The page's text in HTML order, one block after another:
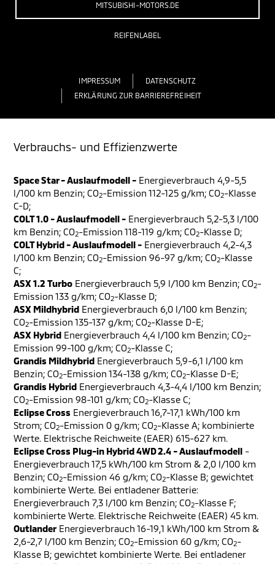
MITSUBISHI-MOTORS.DE
REIFENLABEL
IMPRESSUM
DATENSCHUTZ
ERKLÄRUNG ZUR BARRIEREFREIHEIT
Verbrauchs- und Effizienzwerte
Space Star - Auslaufmodell - Energieverbrauch 4,9-5,5
l/100 km Benzin; CO2-Emission 112-125 g/km; CO2-Klasse
C-D;
COLT 1.0 - Auslaufmodell - Energieverbrauch 5,2-5,3 l/100
km Benzin; CO2-Emission 118-119 g/km; CO2-Klasse D;
COLT Hybrid - Auslaufmodell - Energieverbrauch 4,2-4,3
l/100 km Benzin; CO2-Emission 96-97 g/km; CO2-Klasse
C;
ASX 1.2 Turbo Energieverbrauch 5,9 l/100 km Benzin; CO2-
Emission 133 g/km; CO2-Klasse D;
ASX Mildhybrid Energieverbrauch 6,0 l/100 km Benzin;
CO2-Emission 135-137 g/km; CO2-Klasse D-E;
ASX Hybrid Energieverbrauch 4,4 l/100 km Benzin; CO2-
Emission 99-100 g/km; CO2-Klasse C;
Grandis Mildhybrid Energieverbrauch 5,9-6,1 l/100 km
Benzin; CO2-Emission 134-138 g/km; CO2-Klasse D-E;
Grandis Hybrid Energieverbrauch 4,3-4,4 l/100 km Benzin;
CO2-Emission 98-101 g/km; CO2-Klasse C;
Eclipse Cross Energieverbrauch 16,7-17,1 kWh/100 km
Strom; CO2-Emission 0 g/km; CO2-Klasse A; kombinierte
Werte. Elektrische Reichweite (EAER) 615-627 km.
Eclipse Cross Plug-in Hybrid 4WD 2.4 - Auslaufmodell -
Energieverbrauch 17,5 kWh/100 km Strom & 2,0 l/100 km
Benzin; CO2-Emission 46 g/km; CO2-Klasse B; gewichtet
kombinierte Werte. Bei entladener Batterie:
Energieverbrauch 7,3 l/100 km Benzin; CO2-Klasse F;
kombinierte Werte. Elektrische Reichweite (EAER) 45 km.
Outlander Energieverbrauch 16-19,1 kWh/100 km Strom &
2,6-2,7 l/100 km Benzin; CO2-Emission 60 g/km; CO2-
Klasse B; gewichtet kombinierte Werte. Bei entladener